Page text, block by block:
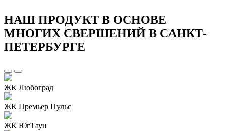
НАШ ПРОДУКТ В ОСНОВЕ
МНОГИХ СВЕРШЕНИЙ В САНКТ-
ПЕТЕРБУРГЕ
ЖК Любоград
ЖК Премьер Пульс
ЖК ЮгТаун